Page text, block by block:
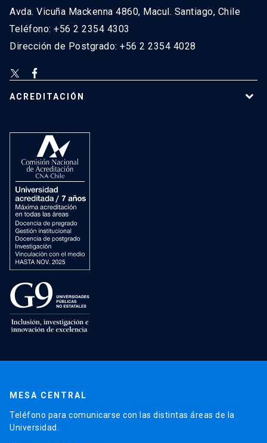
Avda. Vicuña Mackenna 4860, Macul. Santiago, Chile
Teléfono: +56 2 2354 4303
Dirección de Postgrado: +56 2 2354 4028
ACREDITACIÓN
MESA CENTRAL
Teléfono para comunicarse con las distintas áreas de la
Universidad.